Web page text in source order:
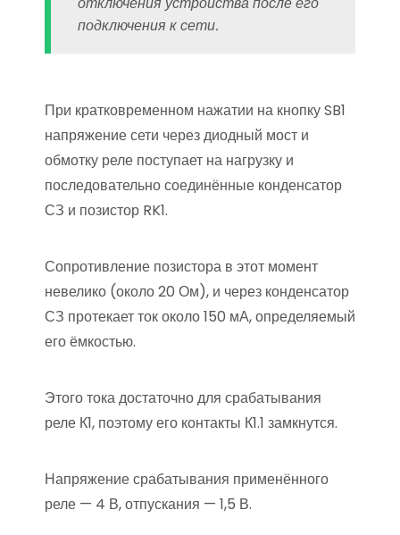
подключения к сети.
При кратковременном нажатии на кнопку SB1
напряжение сети через диодный мост и
обмотку реле поступает на нагрузку и
последовательно соединённые конденсатор
СЗ и позистор RK1.
Сопротивление позистора в этот момент
невелико (около 20 Ом), и через конденсатор
СЗ протекает ток около 150 мА, определяемый
его ёмкостью.
Этого тока достаточно для срабатывания
реле К1, поэтому его контакты К1.1 замкнутся.
Напряжение срабатывания применённого
реле — 4 В, отпускания — 1,5 В.